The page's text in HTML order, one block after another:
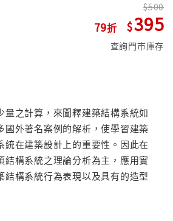
79
500
395
查詢門市庫存
量之計算，來闡釋建築結構系統如
國外著名案例的解析，使學習建築
統在建築設計上的重要性。因此在
結構系統之理論分析為主，應用實
結構系統行為表現以及具有的造型